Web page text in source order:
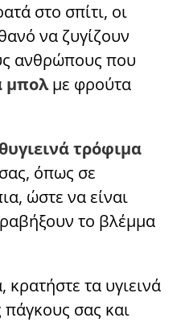
στο σπίτι, οι
να ζυγίζουν
ανθρώπους που
μπολμε φρούτα
τρόφιμα
όπως σε
ώστε να είναι
το βλέμμα
τα υγιεινά
σας και